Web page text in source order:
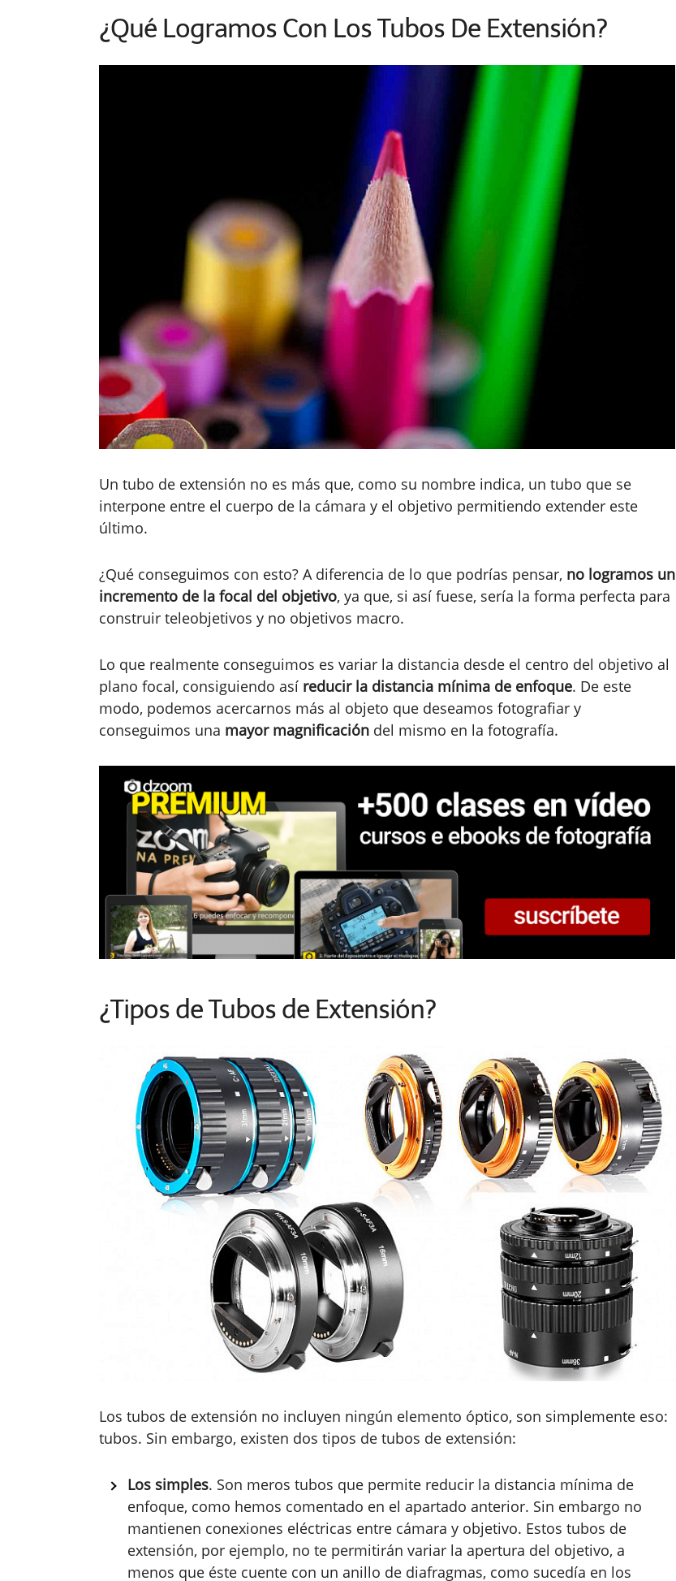
¿Qué Logramos Con Los Tubos De Extensión?
Un tubo de extensión no es más que, como su nombre indica, un tubo que se
interpone entre el cuerpo de la cámara y el objetivo permitiendo extender este
último.
¿Qué conseguimos con esto? A diferencia de lo que podrías pensar, no logramos un
incremento de la focal del objetivo, ya que, si así fuese, sería la forma perfecta para
construir teleobjetivos y no objetivos macro.
Lo que realmente conseguimos es variar la distancia desde el centro del objetivo al
plano focal, consiguiendo así reducir la distancia mínima de enfoque. De este
modo, podemos acercarnos más al objeto que deseamos fotografiar y
conseguimos una mayor magnificación del mismo en la fotografía.
¿Tipos de Tubos de Extensión?
Los tubos de extensión no incluyen ningún elemento óptico, son simplemente eso:
tubos. Sin embargo, existen dos tipos de tubos de extensión:
Los simples. Son meros tubos que permite reducir la distancia mínima de
enfoque, como hemos comentado en el apartado anterior. Sin embargo no
mantienen conexiones eléctricas entre cámara y objetivo. Estos tubos de
extensión, por ejemplo, no te permitirán variar la apertura del objetivo, a
menos que éste cuente con un anillo de diafragmas, como sucedía en los